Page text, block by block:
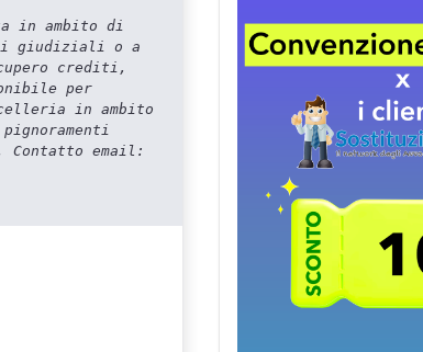
in ambito di
giudiziali o a
crediti,
per
in ambito
email: